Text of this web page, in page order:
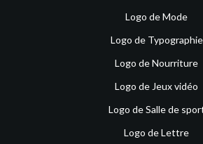
Logo de Mode
Logo de Typographie
Logo de Nourriture
Logo de Jeux vidéo
Logo de Salle de
Logo de Lettre